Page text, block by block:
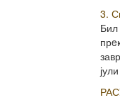
3.
Бил